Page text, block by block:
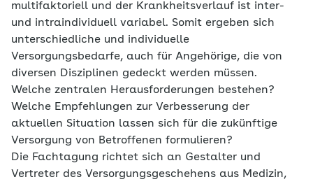
multifaktoriell und der Krankheitsverlauf ist inter-
und intraindividuell variabel. Somit ergeben sich
unterschiedliche und individuelle
Versorgungsbedarfe, auch für Angehörige, die von
diversen Disziplinen gedeckt werden müssen.
Welche zentralen Herausforderungen bestehen?
Welche Empfehlungen zur Verbesserung der
aktuellen Situation lassen sich für die zukünftige
Versorgung von Betroffenen formulieren?
Die Fachtagung richtet sich an Gestalter und
Vertreter des Versorgungsgeschehens aus Medizin,